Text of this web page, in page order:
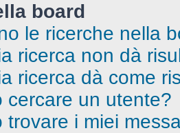
board
le ricerche nella
ricerca non dà
ricerca dà come
cercare un utente?
trovare i miei